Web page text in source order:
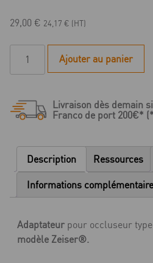
29,00 € 24,17 € (HT)
articulateurs
pièces
Ajouter au panier
Livraison dès demain
Franco de port 200€*
Description Ressources
Informations
Adaptateur pour occluseur type
modèle Zeiser®.